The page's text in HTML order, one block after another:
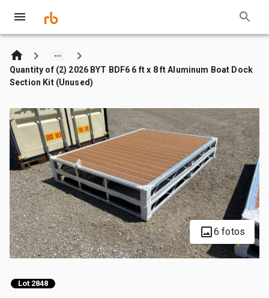
Quantity of (2) 2026 BYT BDF6 6 ft x 8 ft Aluminum Boat Dock
Section Kit (Unused)
6 fotos
Lot 2848